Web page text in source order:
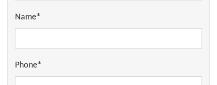
Name*
Phone*